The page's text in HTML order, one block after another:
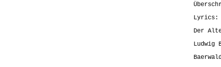
Lyrics:
Der
Ludwig